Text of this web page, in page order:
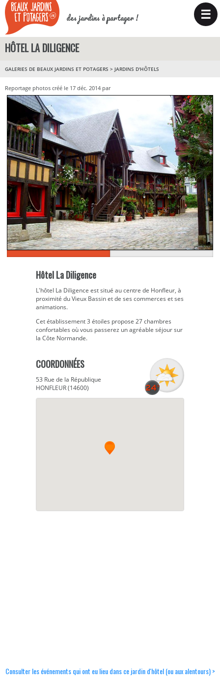
des jardins à partager ! ☰
HÔTEL LA DILIGENCE
GALERIES DE BEAUX JARDINS ET POTAGERS > JARDINS D'HÔTELS
Reportage photos créé le 17 déc. 2014 par
Hôtel La Diligence
L'hôtel La Diligence est situé au centre de Honfleur, à
proximité du Vieux Bassin et de ses commerces et ses
animations.
Cet établissement 3 étoiles propose 27 chambres
confortables où vous passerez un agréable séjour sur
la Côte Normande.
COORDONNÉES
53 Rue de la République
HONFLEUR (14600)
Consulter les événements qui ont eu lieu dans ce jardin d'hôtel (ou aux alentours) >